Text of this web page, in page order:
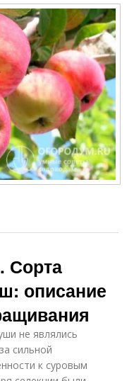
Сорта
описание
не являлись
сильной
к суровым